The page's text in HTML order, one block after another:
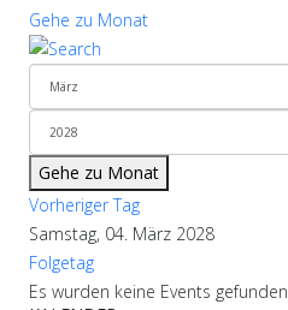
Gehe zu Monat
Gehe zu Monat
Vorheriger Tag
Samstag, 04. März 2028
Folgetag
Es wurden keine Events gefunden